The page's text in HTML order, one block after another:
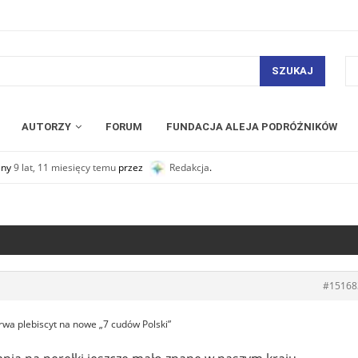
SZUKAJ
AUTORZY FORUM FUNDACJA ALEJA PODRÓŻNIKÓW
9 lat, 11 miesięcy temu przez Redakcja.
plebiscyt na nowe „7 cudów Polski”